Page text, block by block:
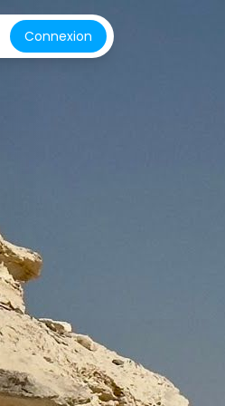
Connexion